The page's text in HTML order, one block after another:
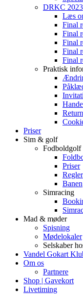
DRKC 2023
Læs
Final
Final
Final
Final
Final
Praktisk
Priser
Sim & golf
Fodboldgolf
Priser
Regler
Banen
Simracing
Mad & møder
Spisning
Mødelokaler
Selskaber
Vandel Gokart
Om os
Partnere
Shop | Gavekort
Livetiming